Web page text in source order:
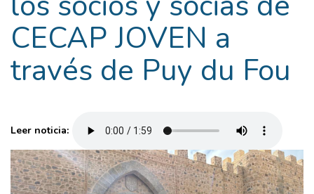
CECAP JOVEN a
través de Puy du Fou
Leer noticia: